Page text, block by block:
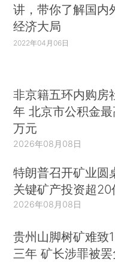
讲，带你了解国内
经济大局
2022年04月06日
非京籍五环内购房
年 北京市公积金
万元
2026年08月08日
特朗普召开矿业圆
关键矿产投资超20
2026年08月08日
贵州山脚树矿难致
三年 矿长涉罪被罢